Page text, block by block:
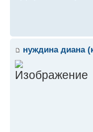
нуждина диана